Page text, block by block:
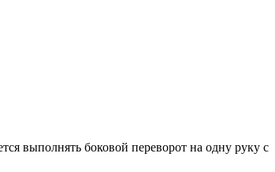
выполнять боковой переворот на одну руку с